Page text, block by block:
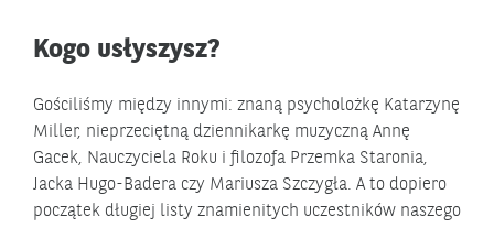
Kogo usłyszysz?
Gościliśmy między innymi: znaną psycholożkę Katarzynę
Miller, nieprzeciętną dziennikarkę muzyczną Annę
Gacek, Nauczyciela Roku i filozofa Przemka Staronia,
Jacka Hugo-Badera czy Mariusza Szczygła. A to dopiero
początek długiej listy znamienitych uczestników naszego